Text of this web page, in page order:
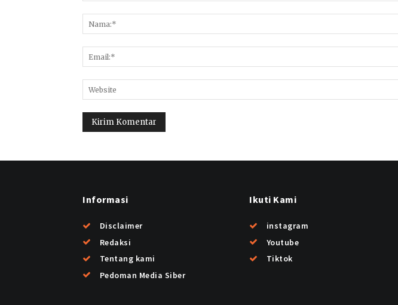
Informasi
Disclaimer
Redaksi
Tentang kami
Pedoman Media Siber
Ikuti Kami
instagram
Youtube
Tiktok